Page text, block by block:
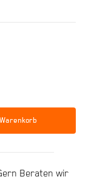
Beraten wir